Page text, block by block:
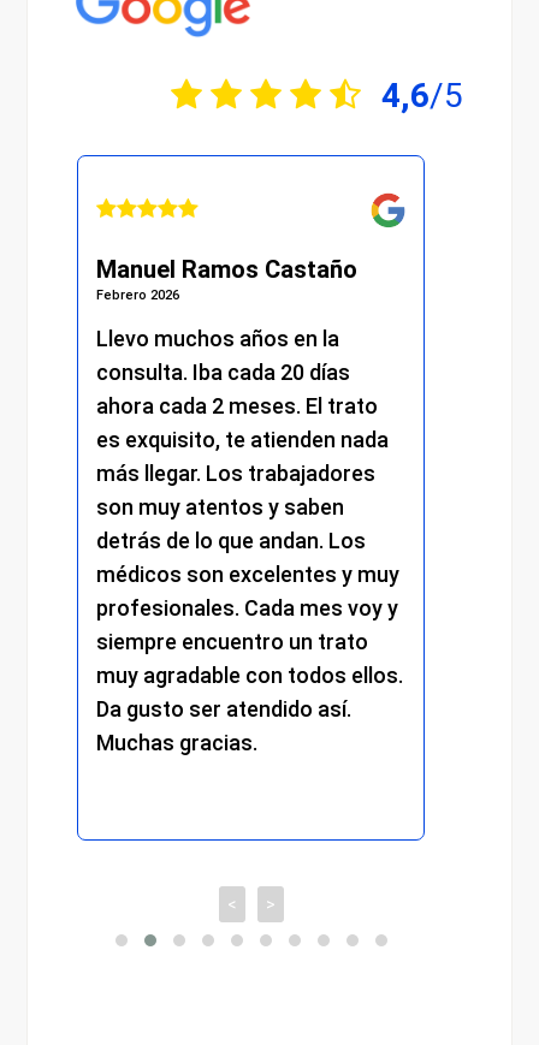
4,6/5
Manuel Ramos Castaño
Febrero 2026
Llevo muchos años en la
consulta. Iba cada 20 días
ahora cada 2 meses. El trato
es exquisito, te atienden nada
más llegar. Los trabajadores
son muy atentos y saben
detrás de lo que andan. Los
médicos son excelentes y muy
profesionales. Cada mes voy y
siempre encuentro un trato
muy agradable con todos ellos.
Da gusto ser atendido así.
Muchas gracias.
< >